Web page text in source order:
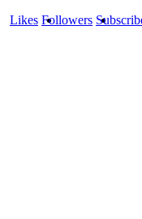
Likes Followers